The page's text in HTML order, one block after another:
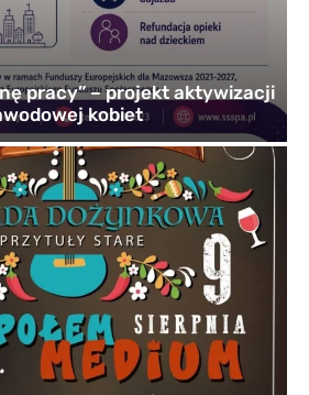
pracy” – projekt aktywizacji
kobiet